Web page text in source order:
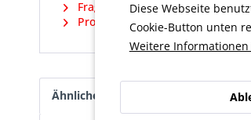
Fragen zum Artikel?
Produktsicherheit und weitere
Ähnliche Artikel Kunden
Diese Webseite
Cookie-Button unten
Weitere